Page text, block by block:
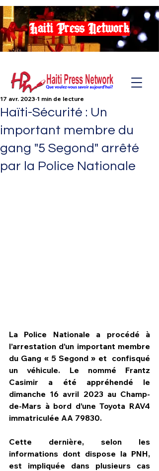
Haiti Press Network
HPN Live
Haïti-Sécurité : Un
important membre du
gang "5 Segond" arrêté
par la Police Nationale
17 avr. 2023 1 min de lecture
La Police Nationale a procédé à
l’arrestation d’un important membre
du Gang « 5 Segond » et  confisqué
un véhicule. Le nommé Frantz
Casimir a été appréhendé le
dimanche 16 avril 2023 au Champ-
de-Mars à bord d’une Toyota RAV4
immatriculée AA 79830.
Cette dernière, selon les
informations dont dispose la PNH,
est impliquée dans plusieurs cas